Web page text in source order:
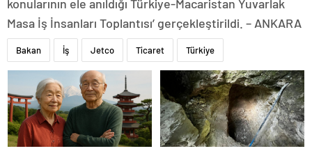
konularının ele anıldığı Türkiye-Macaristan Yuvarlak
Masa İş İnsanları Toplantısı’ gerçekleştirildi. – ANKARA
Bakan İş Jetco Ticaret Türkiye